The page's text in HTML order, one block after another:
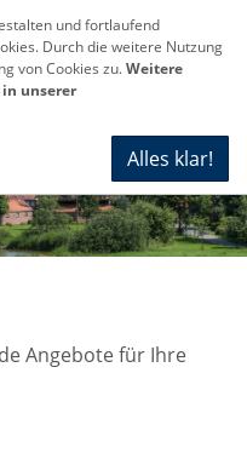
Angebote für Ihre
und fortlaufend
Durch die weitere Nutzung
von Cookies zu.Weitere
unserer
Alles klar!